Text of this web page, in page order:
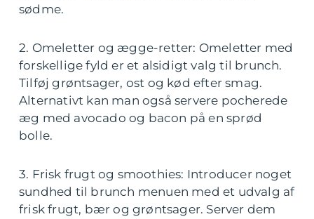
sødme.
2. Omeletter og ægge-retter: Omeletter med
forskellige fyld er et alsidigt valg til brunch.
Tilføj grøntsager, ost og kød efter smag.
Alternativt kan man også servere pocherede
æg med avocado og bacon på en sprød
bolle.
3. Frisk frugt og smoothies: Introducer noget
sundhed til brunch menuen med et udvalg af
frisk frugt, bær og grøntsager. Server dem